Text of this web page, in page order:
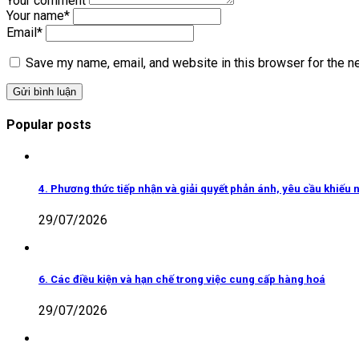
Your name*
Email*
Save my name, email, and website in this browser for the
Popular posts
4. Phương thức tiếp nhận và giải quyết phản ánh, yêu cầu khiếu
29/07/2026
6. Các điều kiện và hạn chế trong việc cung cấp hàng hoá
29/07/2026